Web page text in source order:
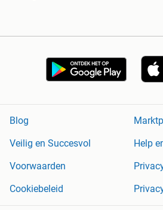
Blog
Veilig en Succesvol
Help
Voorwaarden
Cookiebeleid